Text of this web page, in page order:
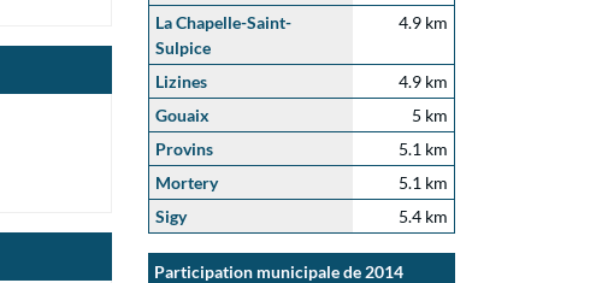
La Chapelle-Saint-
Sulpice
4.9 km
Lizines
4.9 km
Gouaix
5 km
Provins
5.1 km
Mortery
5.1 km
Sigy
5.4 km
Participation municipale de 2014